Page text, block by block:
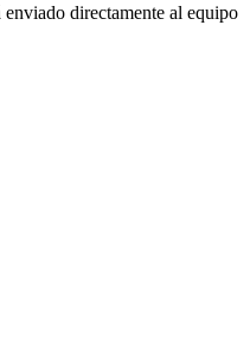
directamente al equipo